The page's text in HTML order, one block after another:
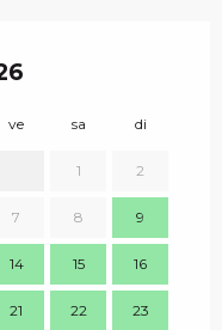
ve sa di
1 2
7 8 9
14 15 16
21 22 23